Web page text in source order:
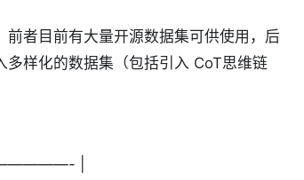
者目前有大量开源数据集可供使用，后
样化的数据集（包括引入 CoT思维链
|